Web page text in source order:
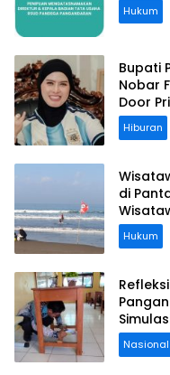
Hukum
Bupati
Nobar
Door
Hiburan
di
Hukum
Nasional